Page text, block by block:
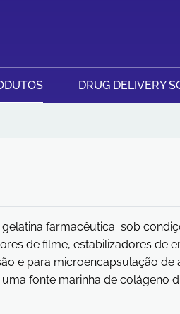
DRUG DELIVERY
farmacêutica sob
de filme, estabilizadores de
e para microencapsulação de
fonte marinha de colágeno